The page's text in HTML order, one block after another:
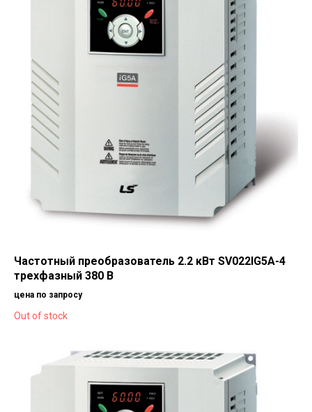
Частотный преобразователь 2.2 кВт SV022IG5A-4
трехфазный 380 В
цена по запросу
Out of stock